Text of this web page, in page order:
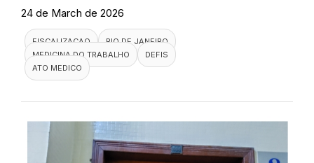
24 de March de 2026
FISCALIZACAO
RIO DE JANEIRO
MEDICINA DO TRABALHO
DEFIS
ATO MEDICO